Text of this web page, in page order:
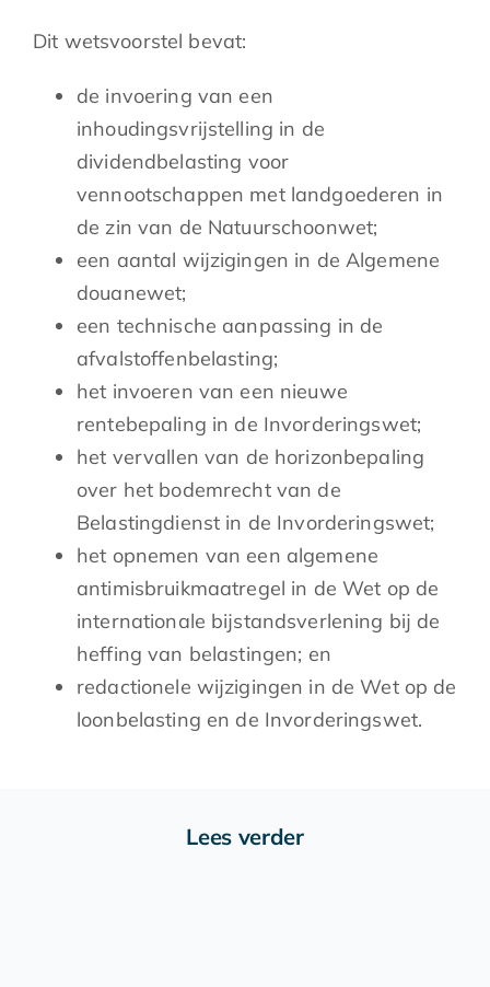
Dit wetsvoorstel bevat:
de invoering van een
inhoudingsvrijstelling in de
dividendbelasting voor
vennootschappen met landgoederen in
de zin van de Natuurschoonwet;
een aantal wijzigingen in de Algemene
douanewet;
een technische aanpassing in de
afvalstoffenbelasting;
het invoeren van een nieuwe
rentebepaling in de Invorderingswet;
het vervallen van de horizonbepaling
over het bodemrecht van de
Belastingdienst in de Invorderingswet;
het opnemen van een algemene
antimisbruikmaatregel in de Wet op de
internationale bijstandsverlening bij de
heffing van belastingen; en
redactionele wijzigingen in de Wet op de
loonbelasting en de Invorderingswet.
Lees verder